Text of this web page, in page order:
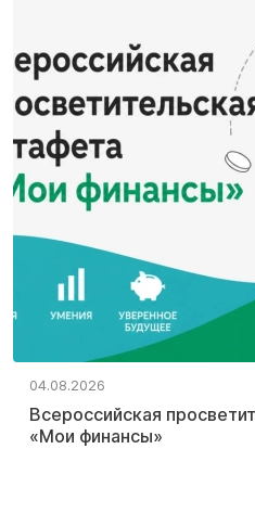
04.08.2026
Всероссийская
«Мои финансы»